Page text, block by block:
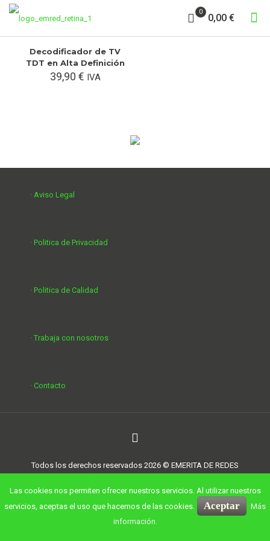
0
0,00 €
Decodificador de TV
TDT en Alta Definición
39,90 € IVA
· Aviso Legal
· Politica de Privacidad
· Politica de Calidad
· Trabaja con nosotros
· Contacto
Todos los derechos reservados 2026 © EMERITA DE REDES
Las cookies nos permiten ofrecer nuestros servicios. Al utilizar nuestros
servicios, aceptas el uso que hacemos de las cookies.
Aceptar
Más
información.